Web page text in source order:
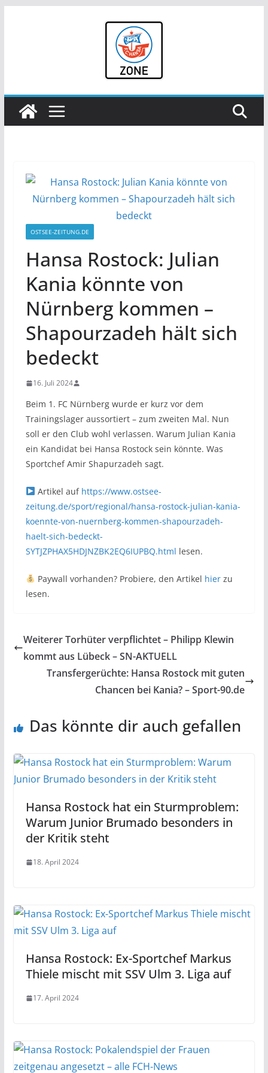
OSTSEE-ZEITUNG.DE
Hansa Rostock: Julian
Kania könnte von
Nürnberg kommen –
Shapourzadeh hält sich
bedeckt
16. Juli 2024
Beim 1. FC Nürnberg wurde er kurz vor dem
Trainingslager aussortiert – zum zweiten Mal. Nun
soll er den Club wohl verlassen. Warum Julian Kania
ein Kandidat bei Hansa Rostock sein könnte. Was
Sportchef Amir Shapurzadeh sagt.
Artikel auf https://www.ostsee-
zeitung.de/sport/regional/hansa-rostock-julian-kania-
koennte-von-nuernberg-kommen-shapourzadeh-
haelt-sich-bedeckt-
SYTJZPHAX5HDJNZBK2EQ6IUPBQ.html lesen.
Paywall vorhanden? Probiere, den Artikel hierzu
lesen.
Weiterer Torhüter verpflichtet – Philipp Klewin
kommt aus Lübeck – SN-AKTUELL
Transfergerüchte: Hansa Rostock mit guten
Chancen bei Kania? – Sport-90.de
Das könnte dir auch gefallen
Hansa Rostock hat ein Sturmproblem:
Warum Junior Brumado besonders in
der Kritik steht
18. April 2024
Hansa Rostock: Ex-Sportchef Markus
Thiele mischt mit SSV Ulm 3. Liga auf
17. April 2024